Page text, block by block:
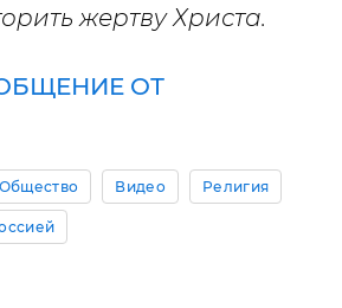
жертву Христа.
ОТ
Общество Видео Религия